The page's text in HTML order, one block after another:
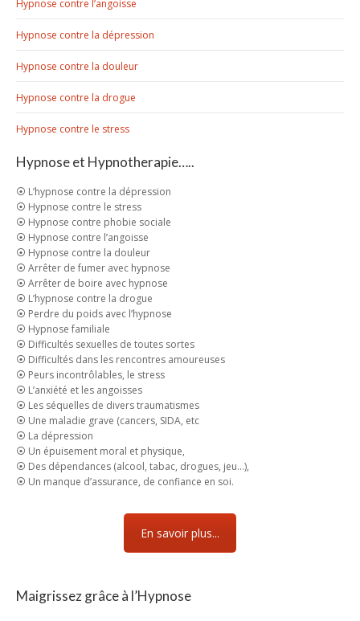
Hypnose contre l’angoisse
Hypnose contre la dépression
Hypnose contre la douleur
Hypnose contre la drogue
Hypnose contre le stress
Hypnose et Hypnotherapie…..
⦿ L’hypnose contre la dépression
⦿ Hypnose contre le stress
⦿ Hypnose contre phobie sociale
⦿ Hypnose contre l’angoisse
⦿ Hypnose contre la douleur
⦿ Arrêter de fumer avec hypnose
⦿ Arrêter de boire avec hypnose
⦿ L’hypnose contre la drogue
⦿ Perdre du poids avec l’hypnose
⦿ Hypnose familiale
⦿ Difficultés sexuelles de toutes sortes
⦿ Difficultés dans les rencontres amoureuses
⦿ Peurs incontrôlables, le stress
⦿ L’anxiété et les angoisses
⦿ Les séquelles de divers traumatismes
⦿ Une maladie grave (cancers, SIDA, etc
⦿ La dépression
⦿ Un épuisement moral et physique,
⦿ Des dépendances (alcool, tabac, drogues, jeu…),
⦿ Un manque d’assurance, de confiance en soi.
En savoir plus...
Maigrissez grâce à l’Hypnose